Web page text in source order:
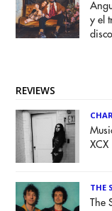
y el
disco
REVIEWS
XCX
THE
The